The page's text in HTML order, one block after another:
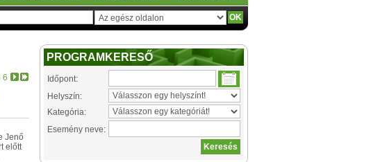
6
Jenő
előtt
PROGRAMKERESŐ
Időpont:
Helyszín:
Kategória:
Esemény neve: